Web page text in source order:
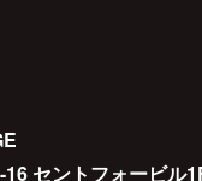
セントフォービル